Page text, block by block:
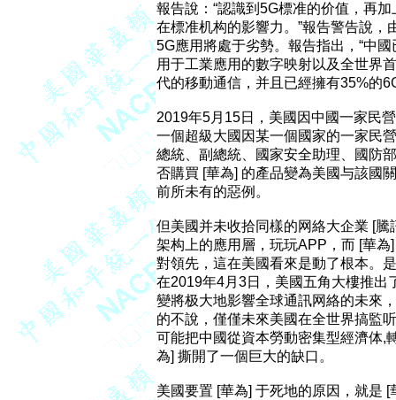
報告說：“認識到5G標准的价值，再
在標准机构的影響力。”報告警告說
5G應用將處于劣勢。報告指出，“中
用于工業應用的數字映射以及全世界
代的移動通信，并且已經擁有35%的
2019年5月15日，美國因中國一家民
一個超級大國因某一個國家的一家民
總統、副總統、國家安全助理、國防
否購買 [華為] 的產品變為美國与該國
前所未有的惡例。
但美國并未收拾同樣的网絡大企業 [
架构上的應用層，玩玩APP，而 [華
對領先，這在美國看來是動了根本。
在2019年4月3日，美國五角大樓推出
變將极大地影響全球通訊网絡的未來
的不說，僅僅未來美國在全世界搞監
可能把中國從資本勞動密集型經濟体,
為] 撕開了一個巨大的缺口。
美國要置 [華為] 于死地的原因，就是